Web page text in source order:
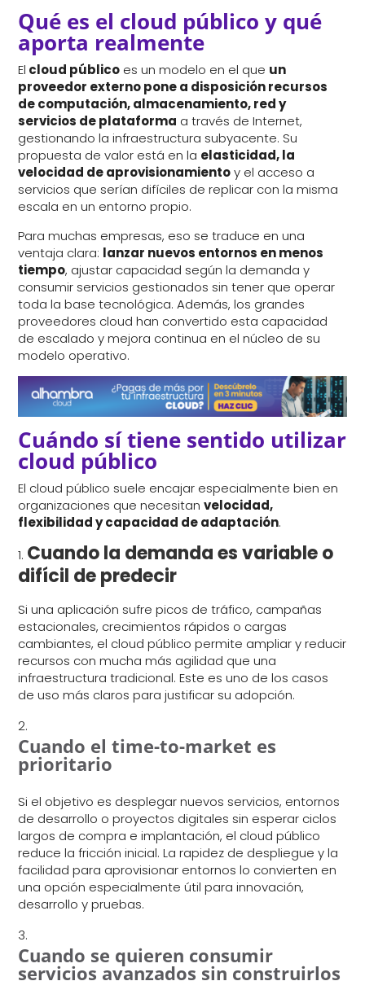
Qué es el cloud público y qué
aporta realmente
El cloud público es un modelo en el que un
proveedor externo pone a disposición recursos
de computación, almacenamiento, red y
servicios de plataforma a través de Internet,
gestionando la infraestructura subyacente. Su
propuesta de valor está en la elasticidad, la
velocidad de aprovisionamientoy el acceso a
servicios que serían difíciles de replicar con la misma
escala en un entorno propio.
Para muchas empresas, eso se traduce en una
ventaja clara: lanzar nuevos entornos en menos
tiempo, ajustar capacidad según la demanda y
consumir servicios gestionados sin tener que operar
toda la base tecnológica. Además, los grandes
proveedores cloud han convertido esta capacidad
de escalado y mejora continua en el núcleo de su
modelo operativo.
Cuándo sí tiene sentido utilizar
cloud público
El cloud público suele encajar especialmente bien en
organizaciones que necesitanvelocidad,
flexibilidad y capacidad de adaptación.
Cuando la demanda es variable o
difícil de predecir
Si una aplicación sufre picos de tráfico, campañas
estacionales, crecimientos rápidos o cargas
cambiantes, el cloud público permite ampliar y reducir
recursos con mucha más agilidad que una
infraestructura tradicional. Este es uno de los casos
de uso más claros para justificar su adopción.
Cuando el time-to-market es
prioritario
Si el objetivo es desplegar nuevos servicios, entornos
de desarrollo o proyectos digitales sin esperar ciclos
largos de compra e implantación, el cloud público
reduce la fricción inicial. La rapidez de despliegue y la
facilidad para aprovisionar entornos lo convierten en
una opción especialmente útil para innovación,
desarrollo y pruebas.
Cuando se quieren consumir
servicios avanzados sin construirlos